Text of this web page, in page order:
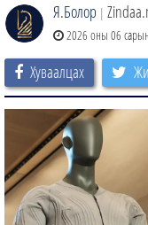
Я.Болор |
2026 оны 06
Хуваалцах